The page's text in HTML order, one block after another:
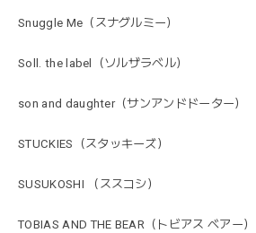
Snuggle Me（スナグルミー）
Soll. the label（ソルザラベル）
son and daughter（サンアンドドーター）
STUCKIES（スタッキーズ）
SUSUKOSHI （ススコシ）
TOBIAS AND THE BEAR（トビアス ベアー）